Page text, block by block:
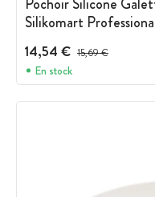
Silikomart
14,54 € Prix avant réduction :
15,69 €
En stock